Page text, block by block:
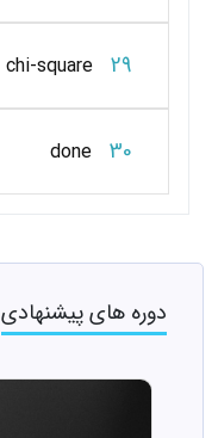
29
chi-square
30
done
دوره های پیشنهادی